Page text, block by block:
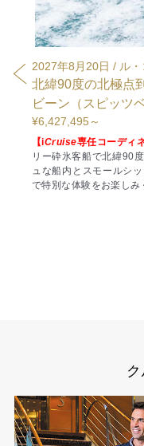
リ
2027年8月20日 / ル
北緯90度の北極点
ビーン（スピッツ
¥6,427,495～
【iCruise専任コーディ
リー砕氷客船で北緯90
ュな船内とスモールシ
で特別な体験をお楽しみ